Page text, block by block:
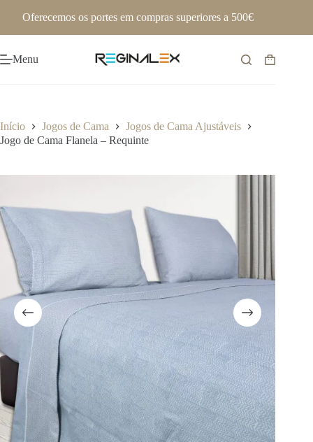
Oferecemos os portes em compras superiores a 500€
Menu
Carrinho
Início Jogos de Cama
Jogos de Cama Ajustáveis
Jogo de Cama Flanela – Requinte